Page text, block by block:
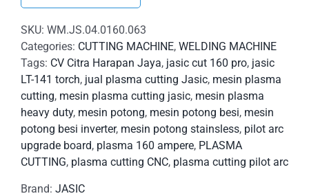
SKU: WM.JS.04.0160.063
Categories: CUTTING MACHINE, WELDING MACHINE
Tags: CV Citra Harapan Jaya, jasic cut 160 pro, jasic
LT-141 torch, jual plasma cutting Jasic, mesin plasma
cutting, mesin plasma cutting jasic, mesin plasma
heavy duty, mesin potong, mesin potong besi, mesin
potong besi inverter, mesin potong stainsless, pilot arc
upgrade board, plasma 160 ampere, PLASMA
CUTTING, plasma cutting CNC, plasma cutting pilot arc
Brand: JASIC